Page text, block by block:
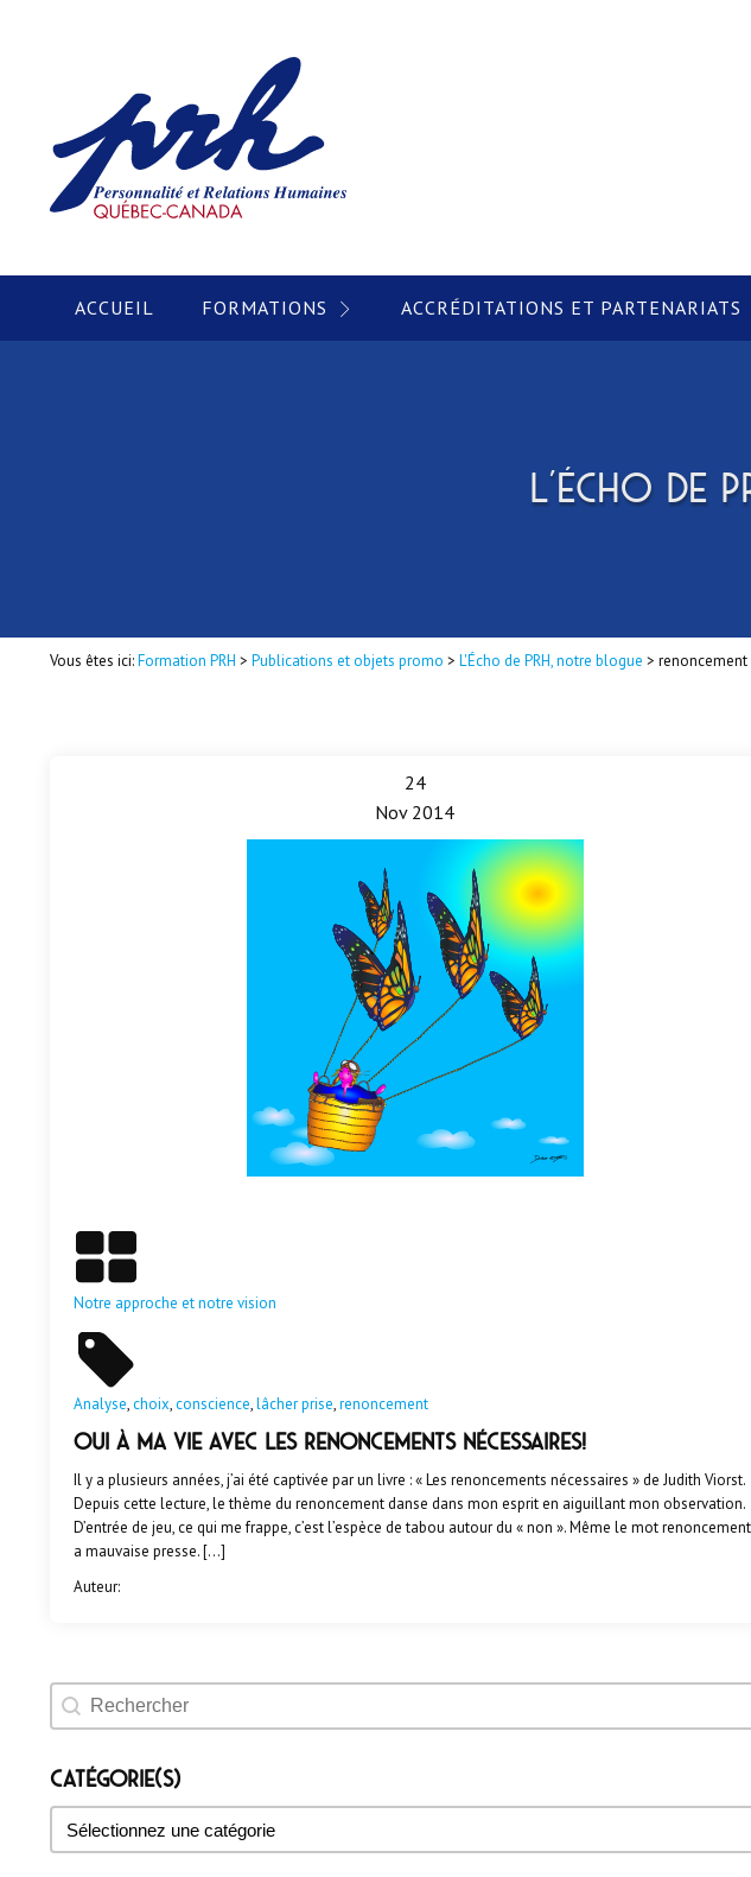
ACCUEIL FORMATIONS ACCRÉDITATIONS ET PARTENARIATS
L'ÉCHO DE
Vous êtes ici:Formation PRH > Publications et objets promo > L'Écho de PRH, notre blogue > renoncement
24
Nov 2014
Notre approche et notre vision
Analyse,choix,conscience,lâcher prise,renoncement
Oui à ma vie avec les renoncements nécessaires!
Il y a plusieurs années, j’ai été captivée par un livre : « Les renoncements nécessaires » de Judith Viorst.
Depuis cette lecture, le thème du renoncement danse dans mon esprit en aiguillant mon observation.
D’entrée de jeu, ce qui me frappe, c’est l’espèce de tabou autour du « non ». Même le mot renoncement
a mauvaise presse. […]
Auteur:
Rechercher un évènement
Catégorie(s)
Catégorie(s)
Catégorie(s)